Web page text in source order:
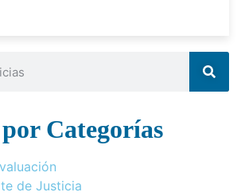
Categorías
de Justicia